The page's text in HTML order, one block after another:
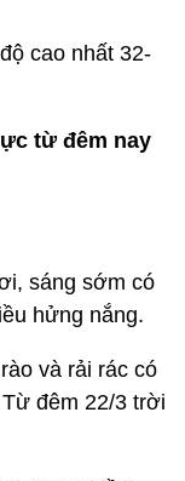
cao nhất 32-
từ đêm nay
sáng sớm có
hửng nắng.
và rải rác có
đêm 22/3 trời